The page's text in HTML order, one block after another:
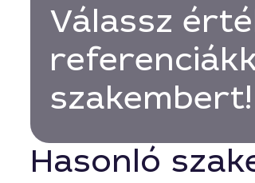
Válassz
szakembert!
Hasonló